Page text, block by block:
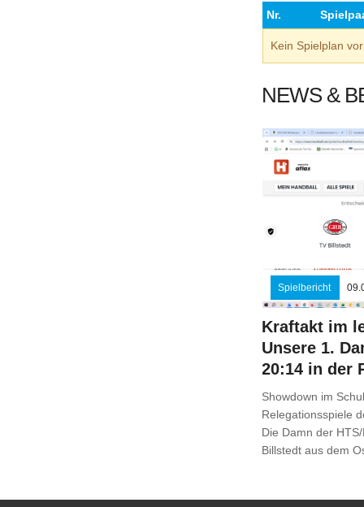
Nr.
Kein Spielplan
NEWS &
Spielbericht
Kraftakt im
Unsere 1.
20:14 in der
Showdown im
Relegationsspiele
Die Damn der
Billstedt aus dem